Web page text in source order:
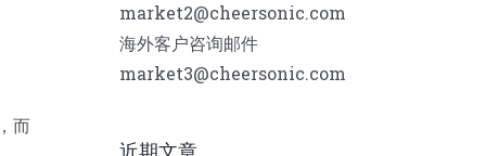
而
market2@cheersonic.com
海外客户咨询邮件
market3@cheersonic.com
近期文章